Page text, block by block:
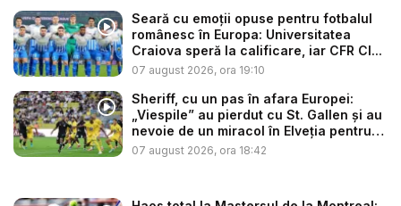
Seară cu emoții opuse pentru fotbalul
românesc în Europa: Universitatea
Craiova speră la calificare, iar CFR Cl...
07 august 2026, ora 19:10
Sheriff, cu un pas în afara Europei:
„Viespile” au pierdut cu St. Gallen și au
nevoie de un miracol în Elveția pentru
a...
07 august 2026, ora 18:42